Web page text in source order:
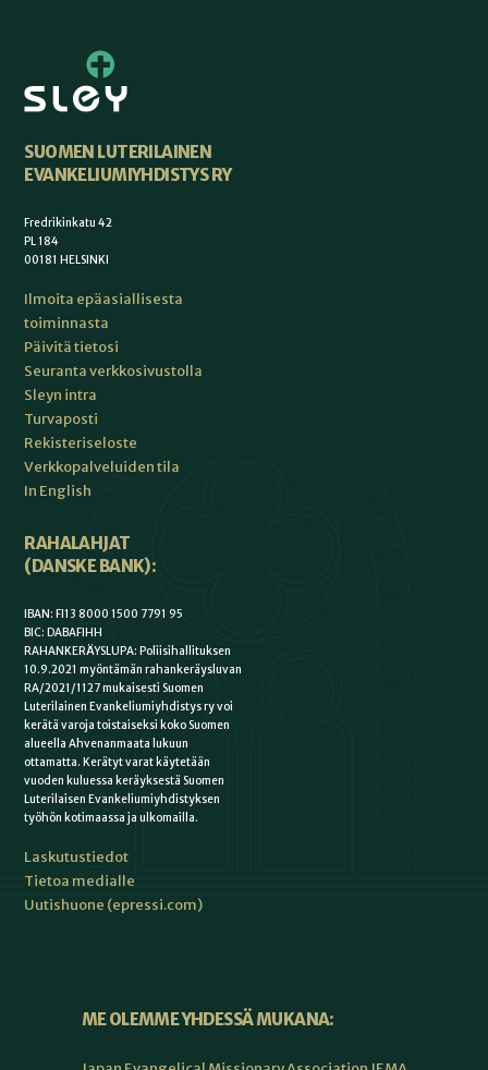
SUOMEN LUTERILAINEN
EVANKELIUMIYHDISTYS RY
Fredrikinkatu 42
PL 184
00181 HELSINKI
Ilmoita epäasiallisesta
toiminnasta
Päivitä tietosi
Seuranta verkkosivustolla
Sleyn intra
Turvaposti
Rekisteriseloste
Verkkopalveluiden tila
In English
RAHALAHJAT
(DANSKE BANK):
IBAN: FI13 8000 1500 7791 95
BIC: DABAFIHH
RAHANKERÄYSLUPA: Poliisihallituksen
10.9.2021 myöntämän rahankeräysluvan
RA/2021/1127 mukaisesti Suomen
Luterilainen Evankeliumiyhdistys ry voi
kerätä varoja toistaiseksi koko Suomen
alueella Ahvenanmaata lukuun
ottamatta. Kerätyt varat käytetään
vuoden kuluessa keräyksestä Suomen
Luterilaisen Evankeliumiyhdistyksen
työhön kotimaassa ja ulkomailla.
Laskutustiedot
Tietoa medialle
Uutishuone (epressi.com)
ME OLEMME YHDESSÄ MUKANA: